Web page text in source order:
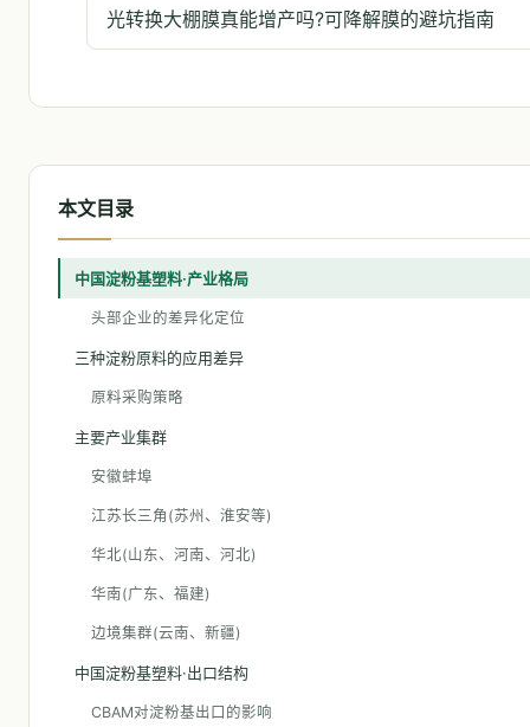
光转换大棚膜真能增产吗?可降解膜的避坑指南
本文目录
中国淀粉基塑料·产业格局
头部企业的差异化定位
三种淀粉原料的应用差异
原料采购策略
主要产业集群
安徽蚌埠
江苏长三角(苏州、淮安等)
华北(山东、河南、河北)
华南(广东、福建)
边境集群(云南、新疆)
中国淀粉基塑料·出口结构
CBAM对淀粉基出口的影响